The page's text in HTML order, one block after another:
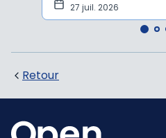
27 juil. 2026
Retour